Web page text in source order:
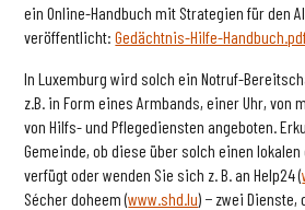
ein Online-Handbuch mit Strategien für den
veröffentlicht:Gedächtnis-Hilfe-
In Luxemburg wird solch ein Notruf-
z.B. in Form eines Armbands, einer Uhr, von
von Hilfs- und Pflegediensten angeboten.
Gemeinde, ob diese über solch einen
verfügt oder wenden Sie sich z. B. an Help24 (
Sécher doheem (www.shd.lu) − zwei Dienste,